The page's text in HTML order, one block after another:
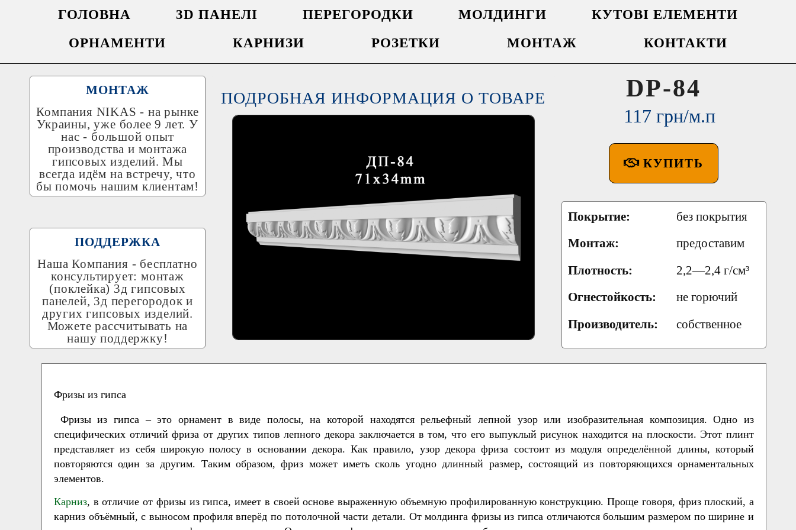
ГОЛОВНА 3D ПАНЕЛІ ПЕРЕГОРОДКИ МОЛДИНГИ
КУТОВІ ЕЛЕМЕНТИ
ОРНАМЕНТИ
КАРНИЗИ РОЗЕТКИ МОНТАЖ КОНТАКТИ
МОНТАЖ
Компания NIKAS - на рынке
Украины, уже более 9 лет. У
нас - большой опыт
производства и монтажа
гипсовых изделий. Мы
всегда идём на встречу, что
бы помочь нашим клиентам!
ПОДДЕРЖКА
Наша Компания - бесплатно
консультирует: монтаж
(поклейка) 3д гипсовых
панелей, 3д перегородок и
других гипсовых изделий.
Можете рассчитывать на
нашу поддержку!
ПОДРОБНАЯ ИНФОРМАЦИЯ О ТОВАРЕ DP-84
117 грн/м.п
КУПИТЬ
Покрытие:
Монтаж:
Плотность:
Огнестойкость:
Производитель:
без покрытия
предоставим
2,2—2,4 г/см³
не горючий
собственное
Фризы из гипса
Фризы из гипса – это орнамент в виде полосы, на которой находятся рельефный лепной узор или изобразительная композиция. Одно из
специфических отличий фриза от других типов лепного декора заключается в том, что его выпуклый рисунок находится на плоскости. Этот плинт
представляет из себя широкую полосу в основании декора. Как правило, узор декора фриза состоит из модуля определённой длины, который
повторяются один за другим. Таким образом, фриз может иметь сколь угодно длинный размер, состоящий из повторяющихся орнаментальных
элементов.
Карниз, в отличие от фризы из гипса, имеет в своей основе выраженную объемную профилированную конструкцию. Проще говоря, фриз плоский, а
карниз объёмный, с выносом профиля вперёд по потолочной части детали. От молдинга фризы из гипса отличаются большим размером по ширине и